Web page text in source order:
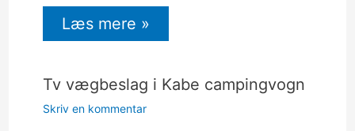
Læs mere »
Tv vægbeslag i Kabe campingvogn
Skriv en kommentar